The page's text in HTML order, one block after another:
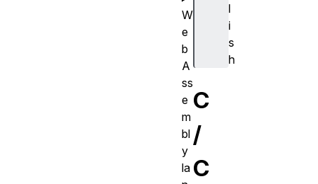
l
i
s
h
C
/
C
W
e
b
A
ss
e
m
bl
y
la